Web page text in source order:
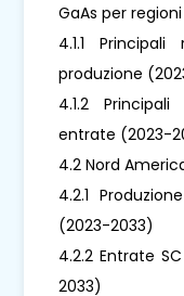
GaAs per regioni
4.1.1
produzione
4.1.2
entrate (2023-
4.2 Nord
4.2.1
(2023-2033)
4.2.2 Entrate
2033)